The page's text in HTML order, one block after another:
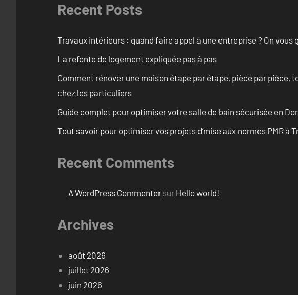
Recent Posts
Travaux intérieurs : quand faire appel à une entreprise ? On vous
La refonte de logement expliquée pas à pas
Comment rénover une maison étape par étape, pièce par
chez les particuliers
Guide complet pour optimiser votre salle de bain sécurisée en
Tout savoir pour optimiser vos projets d’mise aux normes PMR à
Recent Comments
A WordPress Commenter sur Hello world!
Archives
août 2026
juillet 2026
juin 2026